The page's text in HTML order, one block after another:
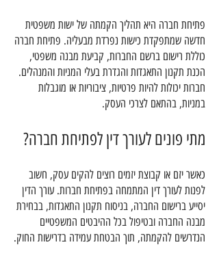
פתיחת חברה היא תהליך הקמתה של ישות משפטית
חדשה שמתפקדת כישות נפרדת מבעליה. פתיחת חברה
כוללת רישום ברשם החברות, קביעת מבנה משפטי,
הכנת תקנון התאגדות והגדרת בעלי המניות והמנהלים.
חברות יכולות להיות פרטיות, ציבוריות או מוגבלות
במניות, בהתאם לצרכי העסק.
מתי פונים לעורך דין לפתיחת חברה?
כאשר יזם או קבוצת יזמים רוצים להקים עסק, חשוב
לפנות לעורך דין המתמחה בפתיחת חברות. עורך הדין
יסייע ברישום החברה, בניסוח תקנון התאגדות, בבחירת
מבנה החברה ובטיפול בכל ההיבטים המשפטיים
הנדרשים להקמתה, תוך הבטחת עמידה בדרישות החוק.